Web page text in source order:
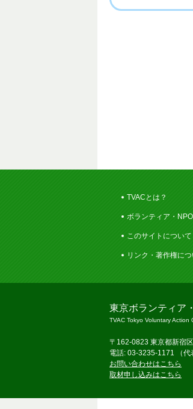
TVACとは？
ボランティア・
このサイトについて
リンク・著作権につ
東京ボランティア
TVAC Tokyo Voluntary Action
〒162-0823 東京都新宿
電話: 03-3235-1171 （
お問い合わせはこちら
取材申し込みはこちら